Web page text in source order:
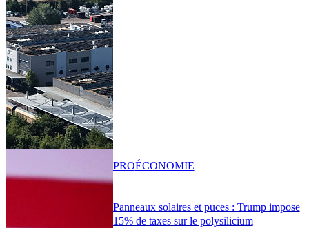
Panneaux solaires et puces : Trump impose
15% de taxes sur le polysilicium
PROÉCONOMIE